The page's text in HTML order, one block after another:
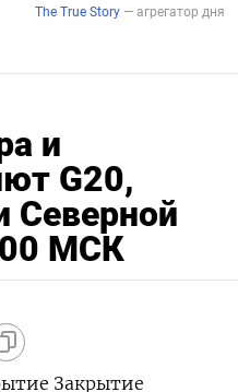
и
G20,
Северной
МСК
Закрытие